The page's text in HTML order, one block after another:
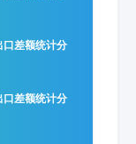
差额统计分
差额统计分